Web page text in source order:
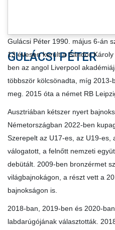
GULÁCSI PÉTER
Gulácsi Péter 1990. május 6-án
13 évesen került a Sándor
ben az angol Liverpool
többször kölcsönadta, míg 2013-
meg. 2015 óta a német RB
Ausztriában kétszer nyert
Németországban 2022-ben
Szerepelt az U17-es, az U19-es,
válogatott, a felnőtt nemzeti
debütált. 2009-ben bronzérmet
világbajnokágon, a részt vett a
bajnokságon is.
2018-ban, 2019-ben és 2020-
labdarúgójának választották.